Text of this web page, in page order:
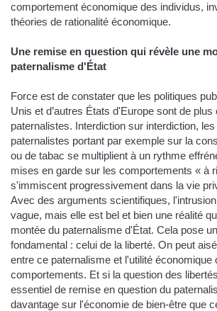
comportement économique des individus,
théories de rationalité économique.
Une remise en question qui révèle une
paternalisme d'État
Force est de constater que les politiques
Unis et d’autres États d'Europe sont de plus
paternalistes. Interdiction sur interdiction,
paternalistes portant par exemple sur la
ou de tabac se multiplient à un rythme
mises en garde sur les comportements « à
s'immiscent progressivement dans la vie
Avec des arguments scientifiques,
vague, mais elle est bel et bien une réalité
montée du paternalisme d'État. Cela pose
fondamental : celui de la liberté. On peut
entre ce paternalisme et l'utilité économique
comportements. Et si la question des
essentiel de remise en question du
davantage sur l'économie de bien-être que